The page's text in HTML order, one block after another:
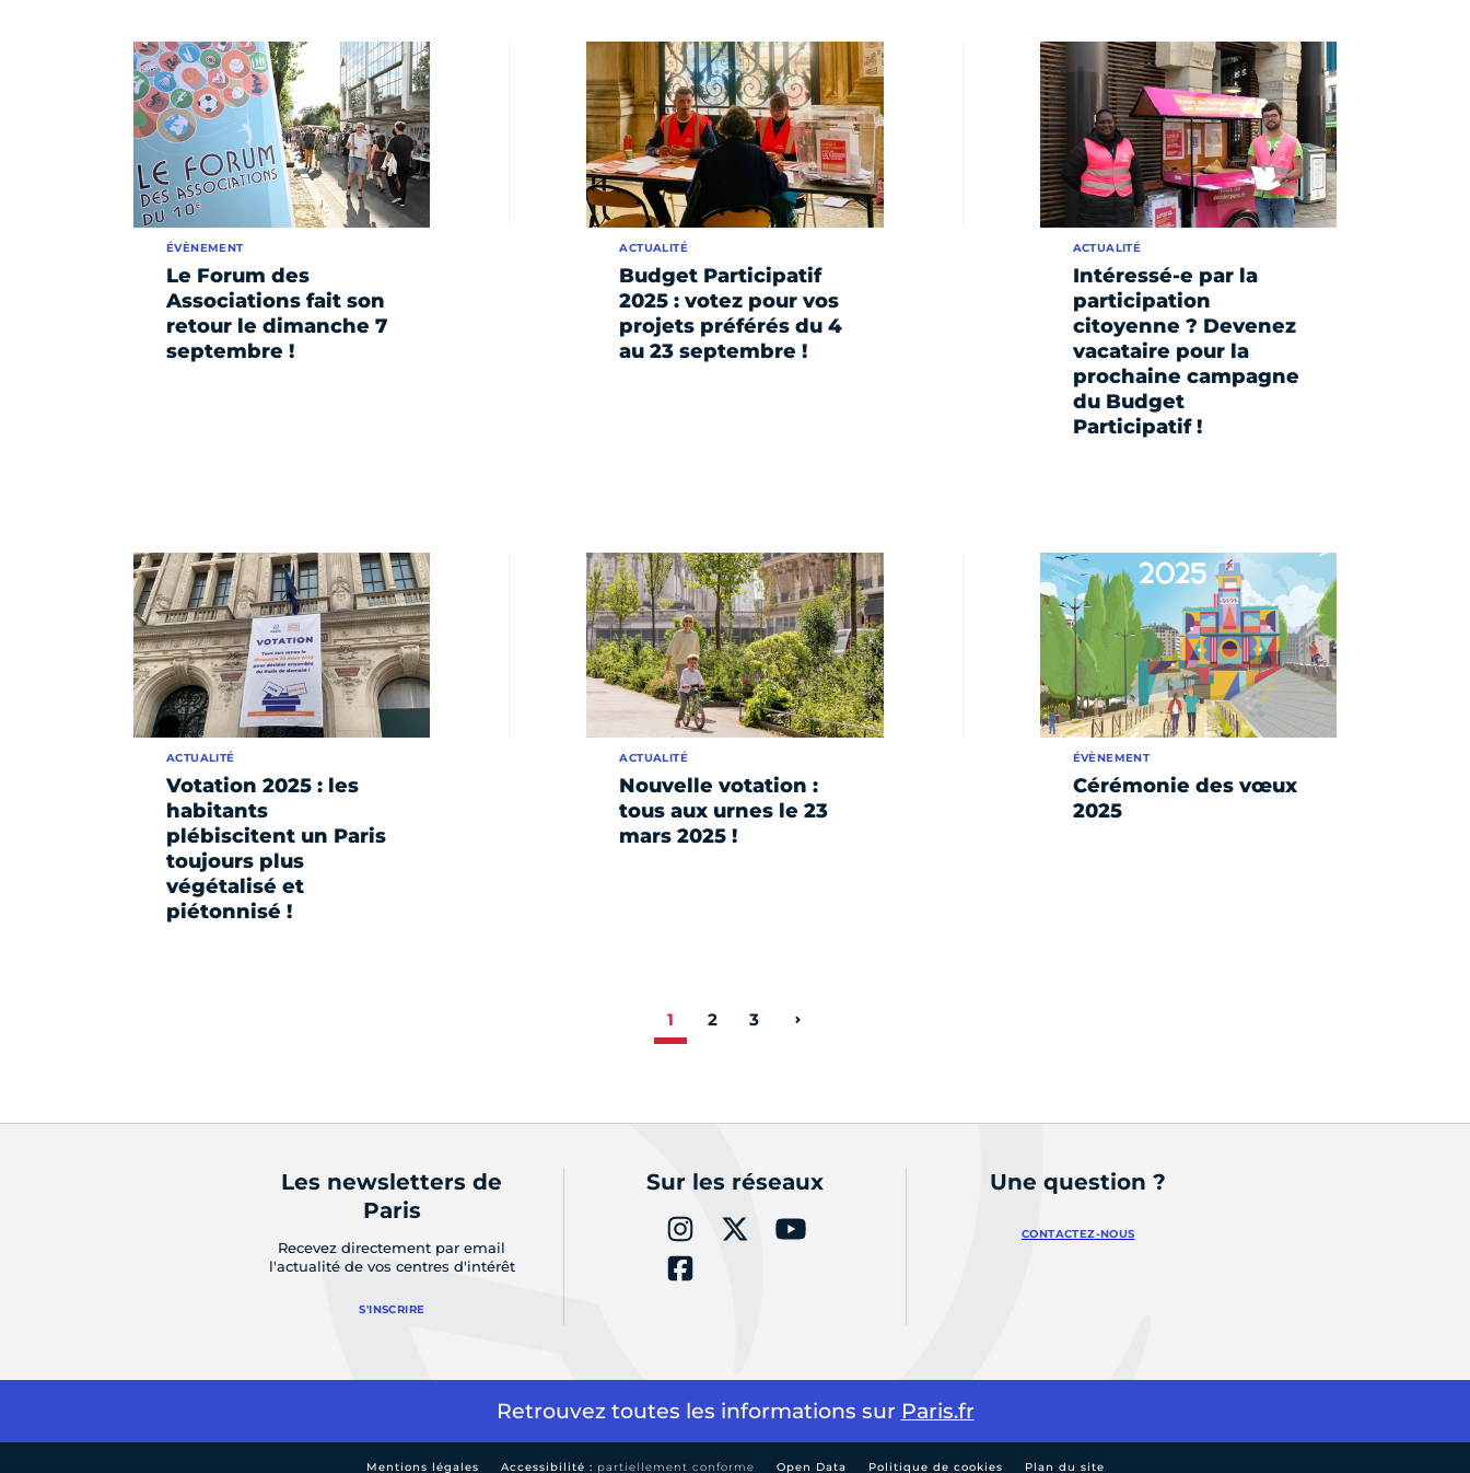
Le Forum des
Associations fait son
retour le dimanche 7
septembre !
ÉVÈNEMENT
Budget Participatif
2025 : votez pour vos
projets préférés du 4
au 23 septembre !
ACTUALITÉ
Intéressé-e par la
participation
citoyenne ? Devenez
vacataire pour la
prochaine campagne
du Budget
Participatif !
ACTUALITÉ
Votation 2025 : les
habitants
plébiscitent un Paris
toujours plus
végétalisé et
piétonnisé !
ACTUALITÉ
Nouvelle votation :
tous aux urnes le 23
mars 2025 !
ACTUALITÉ
Cérémonie des vœux
2025
ÉVÈNEMENT
1 2 3 Page suivante
Les newsletters de
Paris
Recevez directement par email
l'actualité de vos centres d'intérêt
S'INSCRIRE
Sur les réseaux Une question ?
CONTACTEZ-NOUS
Retrouvez toutes les informations sur Paris.fr
Mentions légales Accessibilité : partiellement conforme Open Data Politique de cookies Plan du site